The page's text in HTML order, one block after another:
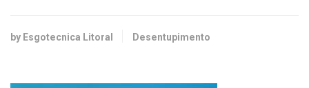
by Esgotecnica Litoral Desentupimento